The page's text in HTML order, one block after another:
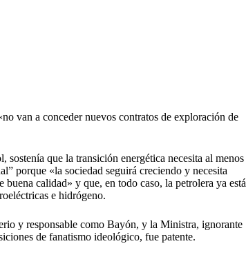
van a conceder nuevos contratos de exploración de
que la transición energética necesita al menos
porque «la sociedad seguirá creciendo y necesita
calidad» y que, en todo caso, la petrolera ya está
e hidrógeno.
y responsable como Bayón, y la Ministra, ignorante
de fanatismo ideológico, fue patente.